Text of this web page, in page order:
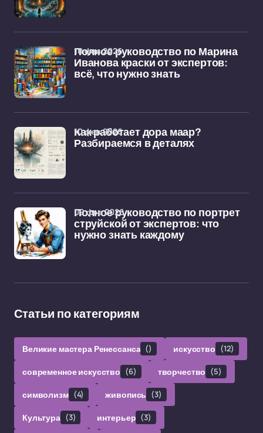
Полное руководство по Марина
Иванова краски от экспертов:
всё, что нужно знать
10 фев 2026
Как работает дора маар?
Разбираемся в деталях
10 фев 2026
Полное руководство по портрет
струйской от экспертов: что
нужно знать каждому
09 фев 2026
Статьи по категориям
Великие мастера Ренессанса () искусство (12)
современное искусство (6) творчество (5)
символизм (4) живопись (3)
Культура (3) интерьер (3)